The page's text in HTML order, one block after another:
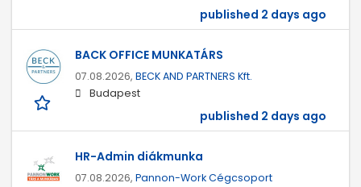
published 2 days ago
BACK OFFICE MUNKATÁRS
07.08.2026, BECK AND PARTNERS Kft.
Budapest
published 2 days ago
HR-Admin diákmunka
07.08.2026, Pannon-Work Cégcsoport